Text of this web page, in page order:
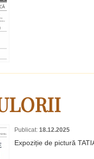
Publicat: 18.12.2025
Expoziție de pictură